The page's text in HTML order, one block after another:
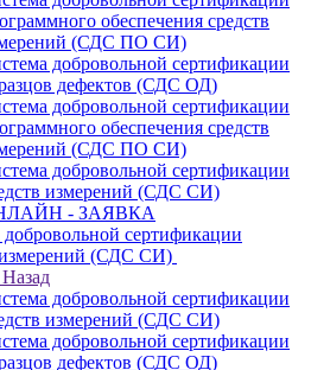
обеспечения средств
(СДС ПО СИ)
добровольной сертификации
дефектов (СДС ОД)
добровольной сертификации
обеспечения средств
(СДС ПО СИ)
добровольной сертификации
измерений (СДС СИ)
- ЗАЯВКА
сертификации
измерений (СДС СИ)
Назад
добровольной сертификации
измерений (СДС СИ)
добровольной сертификации
дефектов (СДС ОД)